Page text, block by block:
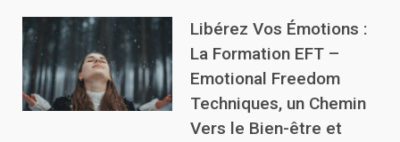
d’un
SEO
bien
boosté
Libérez Vos Émotions :
La Formation EFT –
Emotional Freedom
Techniques, un Chemin
Vers le Bien-être et